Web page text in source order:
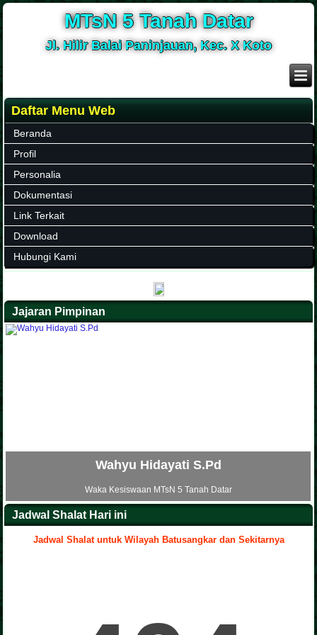
MTsN 5 Tanah Datar
Jl. Hilir Balai Paninjauan, Kec. X Koto
Daftar Menu Web
Beranda
Profil
Personalia
Dokumentasi
Link Terkait
Download
Hubungi Kami
Jajaran Pimpinan
Waka Sarana dan Prasarana
Jadwal Shalat Hari ini
Jadwal Shalat untuk Wilayah Batusangkar dan Sekitarnya